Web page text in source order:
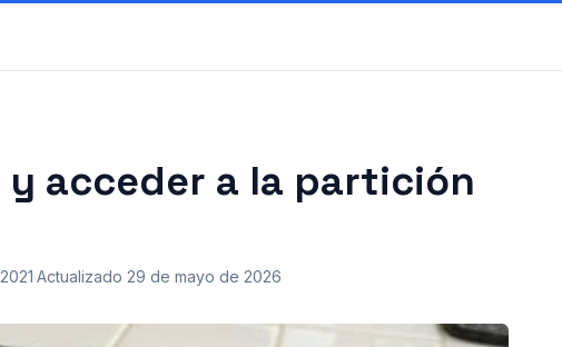
y acceder a la partición
·Actualizado 29 de mayo de 2026